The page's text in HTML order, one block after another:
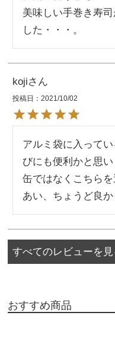
美味しい手巻き寿
した・・・。
koji
投稿日 2021/10/02
アルミ袋に入って
びにも便利かと思い
缶ではなくこちら
あい、ちょうど良か
すべてのレビューを見
おすすめ商品